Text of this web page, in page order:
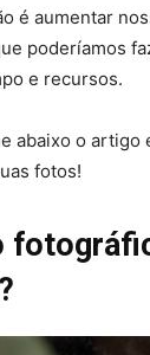
é aumentar
poderíamos
e recursos.
abaixo o artigo
fotos!